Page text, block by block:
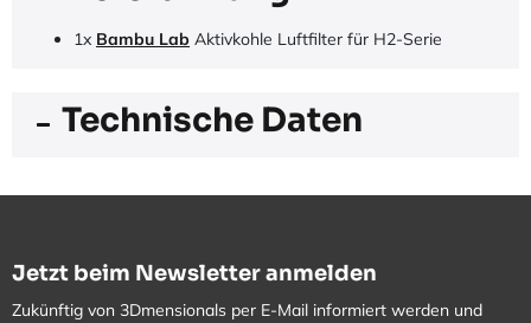
1x Bambu Lab Aktivkohle Luftfilter für H2-Serie
Technische Daten
Jetzt beim Newsletter anmelden
Zukünftig von 3Dmensionals per E-Mail informiert werden und